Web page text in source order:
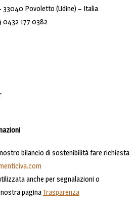
33040 Povoletto (Udine) – Italia
0432 177 0382
bilancio di sostenibilità fare richiesta
anche per segnalazioni o
paginaTrasparenza